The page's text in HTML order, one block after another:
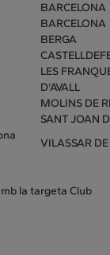
BARCELONA
BARCELONA
BERGA
LES
D'AVALL
MOLINS DE
SANT JOAN
VILASSAR
la targeta Club